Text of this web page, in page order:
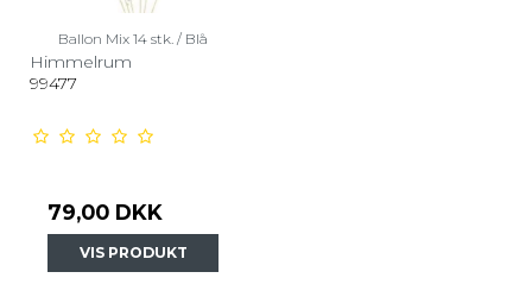
Ballon Mix 14 stk. / Blå
Himmelrum
99477
79,00 DKK
VIS PRODUKT